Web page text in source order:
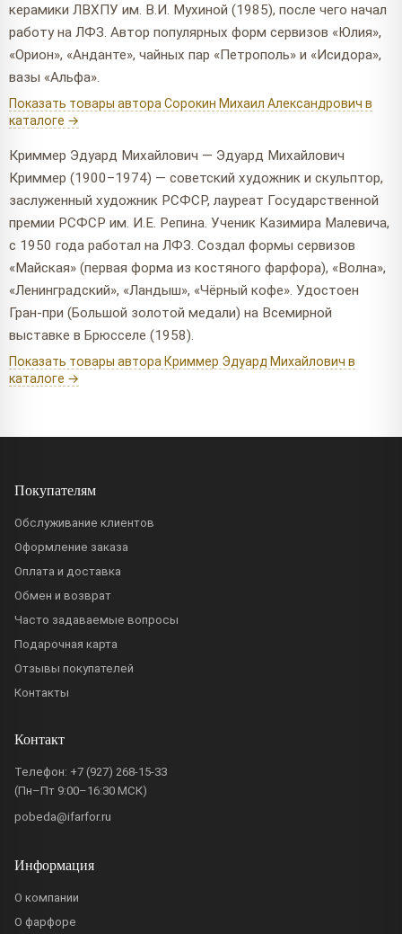
керамики ЛВХПУ им. В.И. Мухиной (1985), после чего начал
работу на ЛФЗ. Автор популярных форм сервизов «Юлия»,
«Орион», «Анданте», чайных пар «Петрополь» и «Исидора»,
вазы «Альфа».
Показать товары автора Сорокин Михаил Александрович в
каталоге →
Криммер Эдуард Михайлович — Эдуард Михайлович
Криммер (1900–1974) — советский художник и скульптор,
заслуженный художник РСФСР, лауреат Государственной
премии РСФСР им. И.Е. Репина. Ученик Казимира Малевича,
с 1950 года работал на ЛФЗ. Создал формы сервизов
«Майская» (первая форма из костяного фарфора), «Волна»,
«Ленинградский», «Ландыш», «Чёрный кофе». Удостоен
Гран-при (Большой золотой медали) на Всемирной
выставке в Брюсселе (1958).
Показать товары автора Криммер Эдуард Михайлович в
каталоге →
Покупателям
Обслуживание клиентов
Оформление заказа
Оплата и доставка
Обмен и возврат
Часто задаваемые вопросы
Подарочная карта
Отзывы покупателей
Контакты
Контакт
Телефон: +7 (927) 268-15-33
(Пн–Пт 9:00–16:30 МСК)
pobeda@ifarfor.ru
Информация
О компании
О фарфоре